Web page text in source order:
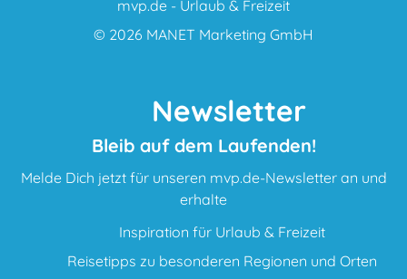
mvp.de - Urlaub & Freizeit
© 2026 MANET Marketing GmbH
Newsletter
Bleib auf dem Laufenden!
Melde Dich jetzt für unseren mvp.de-Newsletter an und
erhalte
Inspiration für Urlaub & Freizeit
Reisetipps zu besonderen Regionen und Orten